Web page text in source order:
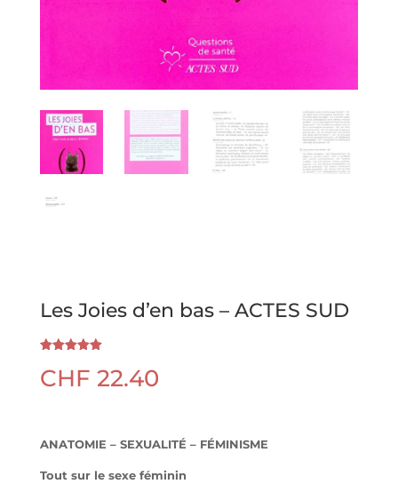
Les Joies d’en bas – ACTES SUD
sur 5
basé sur
CHF 22.40
ANATOMIE – SEXUALITÉ – FÉMINISME
Tout sur le sexe féminin